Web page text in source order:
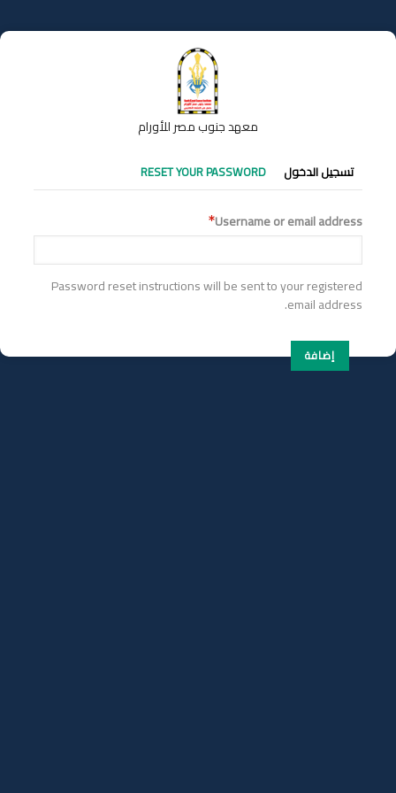
إلى
المحتوى
معهد جنوب مصر للأورام
التبويبات
الأساسية
تسجيل الدخول RESET YOUR PASSWORD
Username or email address
Password reset instructions will be sent to your registered
email address.